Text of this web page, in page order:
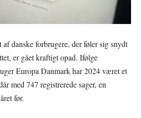
af danske forbrugere, der føler sig snydt
er gået kraftigt opad. Ifølge
Europa Danmark har 2024 været et
med 747 registrerede sager, en
før.